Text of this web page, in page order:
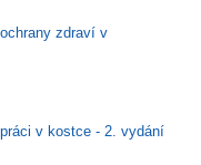
zdraví v
v kostce - 2. vydání